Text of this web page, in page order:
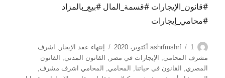
#قانون_الإيجارات #قسمة_المال #بيع_بالمزاد
#محامي_إيجارات
الكاتبashrfmshrf
نُشرت
في
1 أكتوبر، 2020 التصنيفات
إنتهاء عقد الإيجار
اشرف
مشرف المحامي
الإيجارات في مصر القانون المدني
القانون
المصري
القانون في حياتنا المحامي المحامي اشرف مشرف